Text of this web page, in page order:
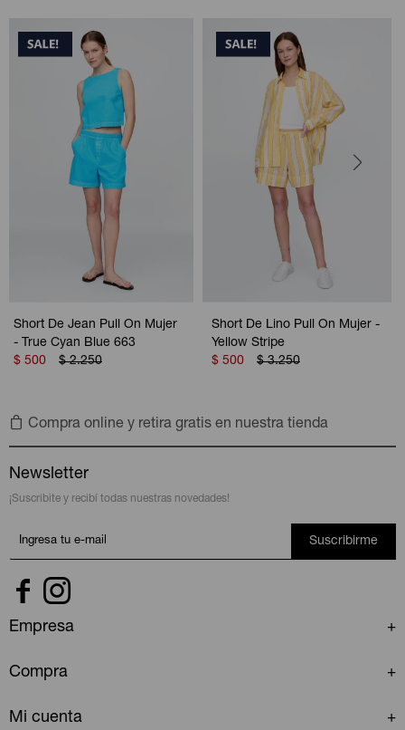
Short De Jean Pull On Mujer
- True Cyan Blue 663
$ 500 $ 2.250
Short De Lino Pull On Mujer -
Yellow Stripe
$ 500 $ 3.250
Compra online y retira gratis en nuestra tienda
Newsletter
¡Suscribite y recibí todas nuestras novedades!
Suscribirme
 
Empresa
Compra
Mi cuenta